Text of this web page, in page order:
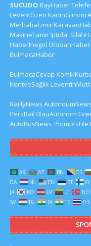
SUCUDO RayHaber
LeventÖzen KadinGirisim
Merhabaİzmir
MakineTamirIptidai
HaberInegol OtobanHaber
BulmacaHaber
BulmacaCevap
KentveSağlık
RaillyNews AutonoumNews
PersRail BlauAutonom
AutoRusNews PromptsFile
AR AZ BN BS
DA
NL EN ET FI
JA
KO LV LT NO
SV
TG TA TE TH